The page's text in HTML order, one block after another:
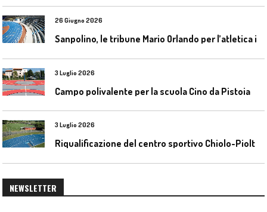
26 Giugno 2026
3 Luglio 2026
Campo polivalente per la scuola Cino da Pistoia
3 Luglio 2026
NEWSLETTER